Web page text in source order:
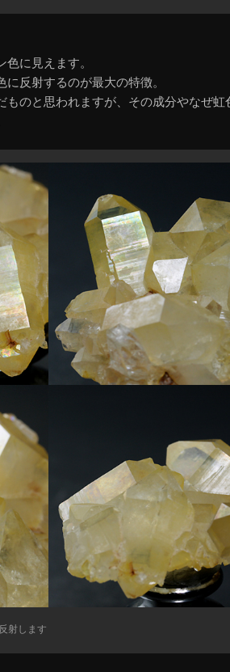
に見えます。
反射するのが最大の特徴。
ものと思われますが、その成分やなぜ虹
射します